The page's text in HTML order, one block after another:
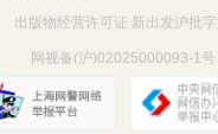
出版物经营许可证 新出发沪批
网视备(沪)02025000093-1